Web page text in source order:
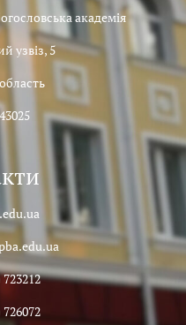
академія
узвіз, 5